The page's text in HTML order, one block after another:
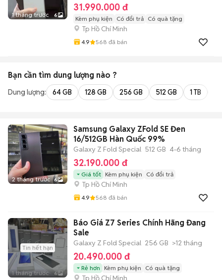
1 tháng trước 6
31.990.000 đ
Kèm phụ kiện Có đổi trả Có quà tặng
Tp Hồ Chí Minh
4.9 568 đã bán
Bạn cần tìm dung lượng nào ?
Dung lượng: 64 GB 128 GB 256 GB 512 GB 1 TB
2 tháng trước 6
Samsung Galaxy ZFold SE Đen
16/512GB Hàn Quốc 99%
Galaxy Z Fold Special 512 GB 4-6 tháng
32.190.000 đ
Giá tốt Kèm phụ kiện Có đổi trả
Tp Hồ Chí Minh
4.9 568 đã bán
Tin hết hạn
1 tháng trước 6
Báo Giá Z7 Series Chính Hãng Đang
Sale
Galaxy Z Fold Special 256 GB >12 tháng
20.490.000 đ
Rẻ hơn Kèm phụ kiện Có quà tặng
Tp Hồ Chí Minh